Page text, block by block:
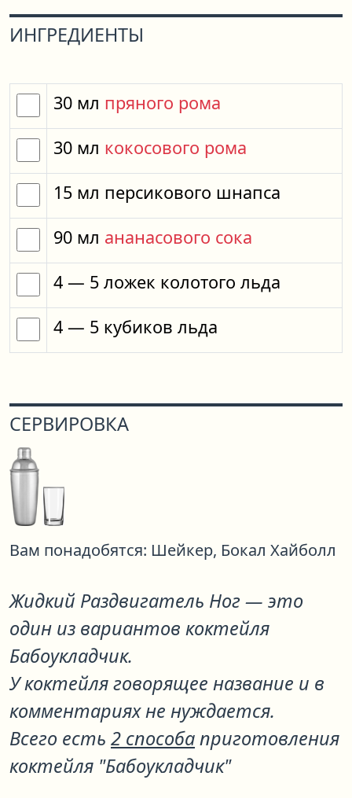
ИНГРЕДИЕНТЫ
30 мл пряного рома
30 мл кокосового рома
15 мл персикового шнапса
90 мл ананасового сока
4 — 5 ложек колотого льда
4 — 5 кубиков льда
СЕРВИРОВКА
Вам понадобятся: Шейкер, Бокал Хайболл
Жидкий Раздвигатель Ног — это
один из вариантов коктейля
Бабоукладчик.
У коктейля говорящее название и в
комментариях не нуждается.
Всего есть 2 способаприготовления
коктейля "Бабоукладчик"